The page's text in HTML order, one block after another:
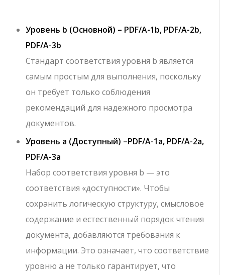
Уровень b (Основной) – PDF/A-1b, PDF/A-2b,
PDF/A-3b
Стандарт соответствия уровня b является
самым простым для выполнения, поскольку
он требует только соблюдения
рекомендаций для надежного просмотра
документов.
Уровень a (Доступный) –PDF/A-1a, PDF/A-2a,
PDF/A-3a
Набор соответствия уровня b — это
соответствия «доступности». Чтобы
сохранить логическую структуру, смысловое
содержание и естественный порядок чтения
документа, добавляются требования к
информации. Это означает, что соответствие
уровню a не только гарантирует, что